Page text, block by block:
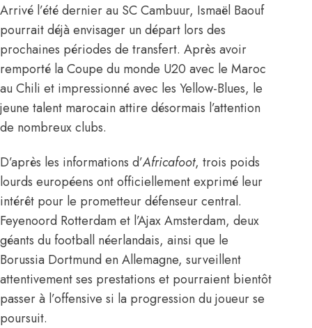
Arrivé l’été dernier au SC Cambuur, Ismaël Baouf
pourrait déjà envisager un départ lors des
prochaines périodes de transfert. Après avoir
remporté la Coupe du monde U20 avec le Maroc
au Chili et impressionné avec les Yellow-Blues, le
jeune talent marocain attire désormais l’attention
de nombreux clubs.
D’après les informations d’Africafoot, trois poids
lourds européens ont officiellement exprimé leur
intérêt pour le prometteur défenseur central.
Feyenoord Rotterdam et l’Ajax Amsterdam, deux
géants du football néerlandais, ainsi que le
Borussia Dortmund en Allemagne, surveillent
attentivement ses prestations et pourraient bientôt
passer à l’offensive si la progression du joueur se
poursuit.